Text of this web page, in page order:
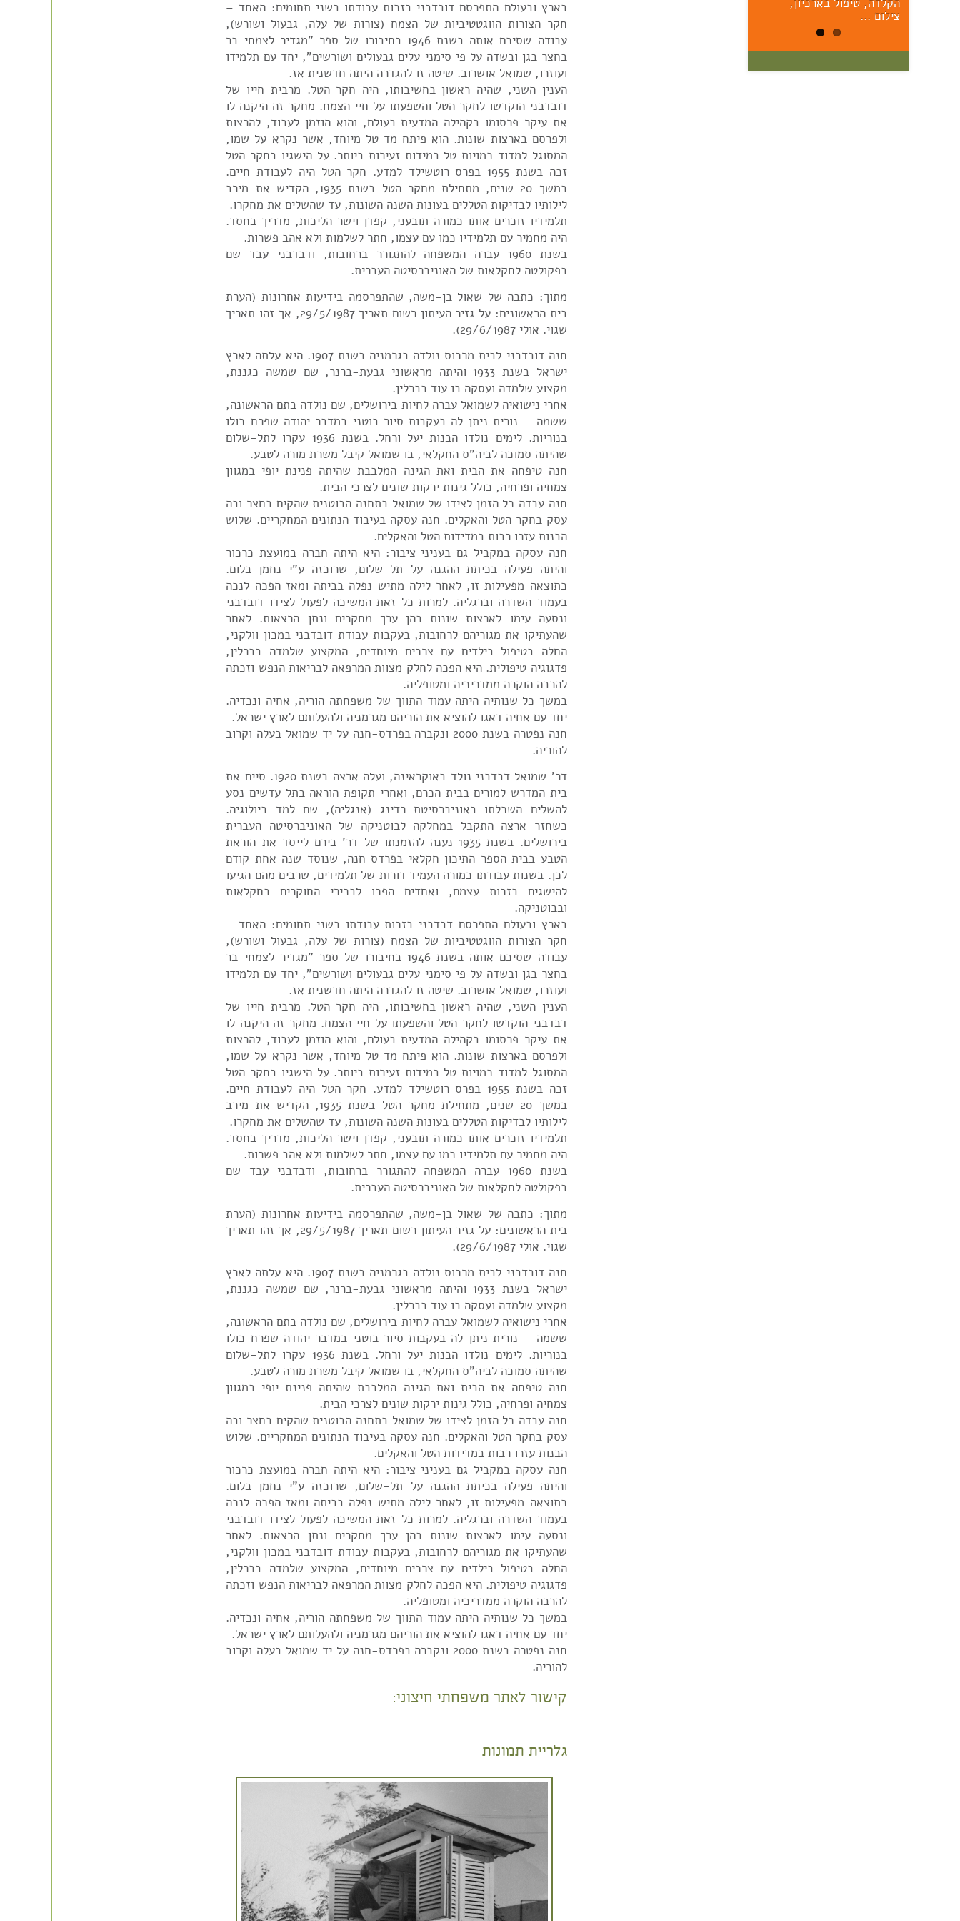
17/7, 11:00 אוצר: מרק יודל
צילום …
בארץ ובעולם התפרסם דובדבני בזכות עבודתו בשני תחומים: האחד –
חקר הצורות הווגטטיביות של הצמח (צורות של עלה, גבעול ושורש),
עבודה שסיכם אותה בשנת 1946 בחיבורו של ספר "מגדיר לצמחי בר
בחצר בגן ובשדה על פי סימני עלים גבעולים ושורשים", יחד עם תלמידו
ועוזרו, שמואל אושרוב. שיטה זו להגדרה היתה חדשנית אז.
הענין השני, שהיה ראשון בחשיבותו, היה חקר הטל. מרבית חייו של
דובדבני הוקדשו לחקר הטל והשפעתו על חיי הצמח. מחקר זה היקנה לו
את עיקר פרסומו בקהילה המדעית בעולם, והוא הוזמן לעבוד, להרצות
ולפרסם בארצות שונות. הוא פיתח מד טל מיוחד, אשר נקרא על שמו,
המסוגל למדוד כמויות טל במידות זעירות ביותר. על הישגיו בחקר הטל
זכה בשנת 1955 בפרס רוטשילד למדע. חקר הטל היה לעבודת חיים.
במשך 20 שנים, מתחילת מחקר הטל בשנת 1935, הקדיש את מירב
לילותיו לבדיקות הטללים בעונות השנה השונות, עד שהשלים את מחקרו.
תלמידיו זוכרים אותו כמורה תובעני, קפדן וישר הליכות, מדריך בחסד.
היה מחמיר עם תלמידיו כמו עם עצמו, חתר לשלמות ולא אהב פשרות.
בשנת 1960 עברה המשפחה להתגורר ברחובות, ודבדבני עבד שם
בפקולטה לחקלאות של האוניברסיטה העברית.
מתוך: כתבה של שאול בן-משה, שהתפרסמה בידיעות אחרונות (הערת
בית הראשונים: על גזיר העיתון רשום תאריך 29/5/1987, אך זהו תאריך
שגוי. אולי 29/6/1987).
חנה דובדבני לבית מרכוס נולדה בגרמניה בשנת 1907. היא עלתה לארץ
ישראל בשנת 1933 והיתה מראשוני גבעת-ברנר, שם שמשה כגננת,
מקצוע שלמדה ועסקה בו עוד בברלין.
אחרי נישואיה לשמואל עברה לחיות בירושלים, שם נולדה בתם הראשונה,
ששמה – נורית ניתן לה בעקבות סיור בוטני במדבר יהודה שפרח כולו
בנוריות. לימים נולדו הבנות יעל ורחל. בשנת 1936 עקרו לתל-שלום
שהיתה סמוכה לביה"ס החקלאי, בו שמואל קיבל משרת מורה לטבע.
חנה טיפחה את הבית ואת הגינה המלבבת שהיתה פנינת יופי במגוון
צמחיה ופרחיה, כולל גינות ירקות שונים לצרכי הבית.
חנה עבדה כל הזמן לצידו של שמואל בתחנה הבוטנית שהקים בחצר ובה
עסק בחקר הטל והאקלים. חנה עסקה בעיבוד הנתונים המחקריים. שלוש
הבנות עזרו רבות במדידות הטל והאקלים.
חנה עסקה במקביל גם בעניני ציבור: היא היתה חברה במועצת כרכור
והיתה פעילה בכיתת ההגנה על תל-שלום, שרוכזה ע"י נחמן בלום.
כתוצאה מפעילות זו, לאחר לילה מתיש נפלה בביתה ומאז הפכה לנכה
בעמוד השדרה וברגליה. למרות כל זאת המשיכה לפעול לצידו דובדבני
ונסעה עימו לארצות שונות בהן ערך מחקרים ונתן הרצאות. לאחר
שהעתיקו את מגוריהם לרחובות, בעקבות עבודת דובדבני במכון וולקני,
החלה בטיפול בילדים עם צרכים מיוחדים, המקצוע שלמדה בברלין,
פדגוגיה טיפולית. היא הפכה לחלק מצוות המרפאה לבריאות הנפש וזכתה
להרבה הוקרה ממדריכיה ומטופליה.
במשך כל שנותיה היתה עמוד התווך של משפחתה הוריה, אחיה ונכדיה.
יחד עם אחיה דאגו להוציא את הוריהם מגרמניה ולהעלותם לארץ ישראל.
חנה נפטרה בשנת 2000 ונקברה בפרדס-חנה על יד שמואל בעלה וקרוב
להוריה.
דר' שמואל דבדבני נולד באוקראינה, ועלה ארצה בשנת 1920. סיים את
בית המדרש למורים בבית הכרם, ואחרי תקופת הוראה בתל עדשים נסע
להשלים השכלתו באוניברסיטת רדינג (אנגליה), שם למד ביולוגיה.
כשחזר ארצה התקבל במחלקה לבוטניקה של האוניברסיטה העברית
בירושלים. בשנת 1935 נענה להזמנתו של דר' בירם לייסד את הוראת
הטבע בבית הספר התיכון חקלאי בפרדס חנה, שנוסד שנה אחת קודם
לכן. בשנות עבודתו כמורה העמיד דורות של תלמידים, שרבים מהם הגיעו
להישגים בזכות עצמם, ואחדים הפכו לבכירי החוקרים בחקלאות
ובבוטניקה.
בארץ ובעולם התפרסם דבדבני בזכות עבודתו בשני תחומים: האחד -
חקר הצורות הווגטטיביות של הצמח (צורות של עלה, גבעול ושורש),
עבודה שסיכם אותה בשנת 1946 בחיבורו של ספר "מגדיר לצמחי בר
בחצר בגן ובשדה על פי סימני עלים גבעולים ושורשים", יחד עם תלמידו
ועוזרו, שמואל אושרוב. שיטה זו להגדרה היתה חדשנית אז.
הענין השני, שהיה ראשון בחשיבותו, היה חקר הטל. מרבית חייו של
דבדבני הוקדשו לחקר הטל והשפעתו על חיי הצמח. מחקר זה היקנה לו
את עיקר פרסומו בקהילה המדעית בעולם, והוא הוזמן לעבוד, להרצות
ולפרסם בארצות שונות. הוא פיתח מד טל מיוחד, אשר נקרא על שמו,
המסוגל למדוד כמויות טל במידות זעירות ביותר. על הישגיו בחקר הטל
זכה בשנת 1955 בפרס רוטשילד למדע. חקר הטל היה לעבודת חיים.
במשך 20 שנים, מתחילת מחקר הטל בשנת 1935, הקדיש את מירב
לילותיו לבדיקות הטללים בעונות השנה השונות, עד שהשלים את מחקרו.
תלמידיו זוכרים אותו כמורה תובעני, קפדן וישר הליכות, מדריך בחסד.
היה מחמיר עם תלמידיו כמו עם עצמו, חתר לשלמות ולא אהב פשרות.
בשנת 1960 עברה המשפחה להתגורר ברחובות, ודבדבני עבד שם
בפקולטה לחקלאות של האוניברסיטה העברית.
מתוך: כתבה של שאול בן-משה, שהתפרסמה בידיעות אחרונות (הערת
בית הראשונים: על גזיר העיתון רשום תאריך 29/5/1987, אך זהו תאריך
שגוי. אולי 29/6/1987).
חנה דובדבני לבית מרכוס נולדה בגרמניה בשנת 1907. היא עלתה לארץ
ישראל בשנת 1933 והיתה מראשוני גבעת-ברנר, שם שמשה כגננת,
מקצוע שלמדה ועסקה בו עוד בברלין.
אחרי נישואיה לשמואל עברה לחיות בירושלים, שם נולדה בתם הראשונה,
ששמה – נורית ניתן לה בעקבות סיור בוטני במדבר יהודה שפרח כולו
בנוריות. לימים נולדו הבנות יעל ורחל. בשנת 1936 עקרו לתל-שלום
שהיתה סמוכה לביה"ס החקלאי, בו שמואל קיבל משרת מורה לטבע.
חנה טיפחה את הבית ואת הגינה המלבבת שהיתה פנינת יופי במגוון
צמחיה ופרחיה, כולל גינות ירקות שונים לצרכי הבית.
חנה עבדה כל הזמן לצידו של שמואל בתחנה הבוטנית שהקים בחצר ובה
עסק בחקר הטל והאקלים. חנה עסקה בעיבוד הנתונים המחקריים. שלוש
הבנות עזרו רבות במדידות הטל והאקלים.
חנה עסקה במקביל גם בעניני ציבור: היא היתה חברה במועצת כרכור
והיתה פעילה בכיתת ההגנה על תל-שלום, שרוכזה ע"י נחמן בלום.
כתוצאה מפעילות זו, לאחר לילה מתיש נפלה בביתה ומאז הפכה לנכה
בעמוד השדרה וברגליה. למרות כל זאת המשיכה לפעול לצידו דובדבני
ונסעה עימו לארצות שונות בהן ערך מחקרים ונתן הרצאות. לאחר
שהעתיקו את מגוריהם לרחובות, בעקבות עבודת דובדבני במכון וולקני,
החלה בטיפול בילדים עם צרכים מיוחדים, המקצוע שלמדה בברלין,
פדגוגיה טיפולית. היא הפכה לחלק מצוות המרפאה לבריאות הנפש וזכתה
להרבה הוקרה ממדריכיה ומטופליה.
במשך כל שנותיה היתה עמוד התווך של משפחתה הוריה, אחיה ונכדיה.
יחד עם אחיה דאגו להוציא את הוריהם מגרמניה ולהעלותם לארץ ישראל.
חנה נפטרה בשנת 2000 ונקברה בפרדס-חנה על יד שמואל בעלה וקרוב
להוריה.
קישור לאתר משפחתי חיצוני:
גלריית תמונות